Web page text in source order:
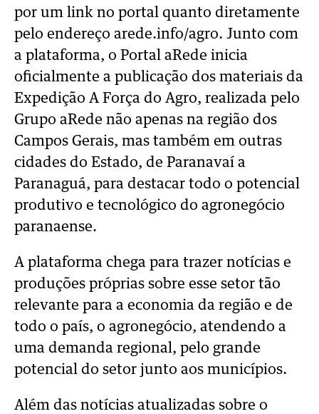
por um link no portal quanto diretamente
pelo endereço arede.info/agro. Junto com
a plataforma, o Portal aRede inicia
oficialmente a publicação dos materiais da
Expedição A Força do Agro, realizada pelo
Grupo aRede não apenas na região dos
Campos Gerais, mas também em outras
cidades do Estado, de Paranavaí a
Paranaguá, para destacar todo o potencial
produtivo e tecnológico do agronegócio
paranaense.
A plataforma chega para trazer notícias e
produções próprias sobre esse setor tão
relevante para a economia da região e de
todo o país, o agronegócio, atendendo a
uma demanda regional, pelo grande
potencial do setor junto aos municípios.
Além das notícias atualizadas sobre o